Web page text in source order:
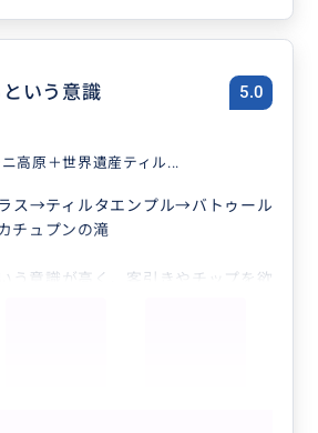
いう意識 5.0
高原＋世界遺産ティル...
ス→ティルタエンプル→バトゥール
チュプンの滝
う意識が高く、客引きやチップを欲